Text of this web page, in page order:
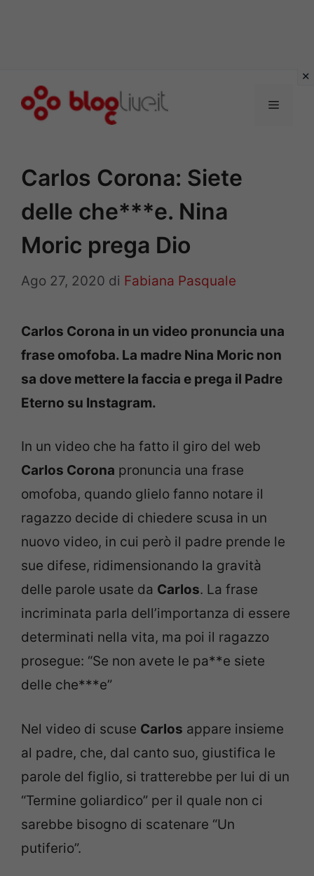
Menu
Carlos Corona: Siete
delle che***e. Nina
Moric prega Dio
Ago 27, 2020 di Fabiana Pasquale
Carlos Corona in un video pronuncia una
frase omofoba. La madre Nina Moric non
sa dove mettere la faccia e prega il Padre
Eterno su Instagram.
In un video che ha fatto il giro del web
Carlos Corona pronuncia una frase
omofoba, quando glielo fanno notare il
ragazzo decide di chiedere scusa in un
nuovo video, in cui però il padre prende le
sue difese, ridimensionando la gravità
delle parole usate da Carlos. La frase
incriminata parla dell’importanza di essere
determinati nella vita, ma poi il ragazzo
prosegue: “Se non avete le pa**e siete
delle che***e”
Nel video di scuse Carlos appare insieme
al padre, che, dal canto suo, giustifica le
parole del figlio, si tratterebbe per lui di un
“Termine goliardico” per il quale non ci
sarebbe bisogno di scatenare “Un
putiferio”.